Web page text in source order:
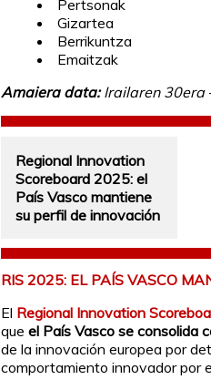
Pertsonak
Gizartea
Berrikuntza
Emaitzak
Amaiera data:Irailaren 30era
Regional Innovation
Scoreboard 2025: el
País Vasco mantiene
su perfil de innovación
RIS 2025: EL PAÍS VASCO
El Regional Innovation
que el País Vasco se consolida
de la innovación europea por
comportamiento innovador por